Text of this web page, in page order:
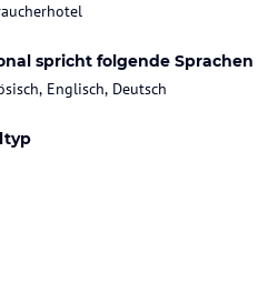
spricht folgende Sprachen
Englisch, Deutsch